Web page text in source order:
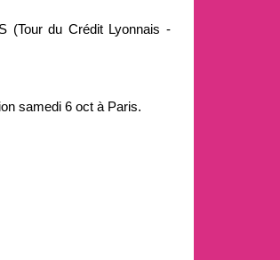
(Tour du Crédit Lyonnais -
samedi 6 oct à Paris.